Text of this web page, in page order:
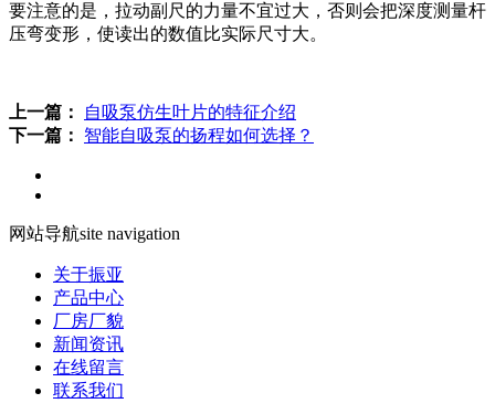
要注意的是，拉动副尺的力量不宜过大，否则会把深度测量杆
压弯变形，使读出的数值比实际尺寸大。
上一篇：
自吸泵仿生叶片的特征介绍
下一篇：
智能自吸泵的扬程如何选择？
网站导航site navigation
关于振亚
产品中心
厂房厂貌
新闻资讯
在线留言
联系我们